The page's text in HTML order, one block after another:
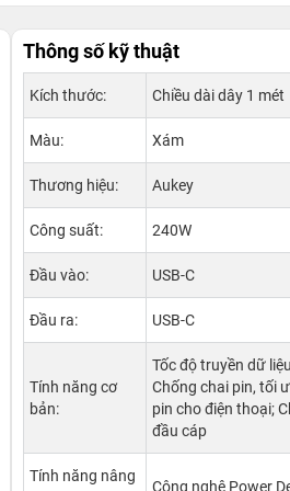
Thông số kỹ thuật
Kích thước: Chiều dài dây 1 mét
Màu: Xám
Thương hiệu: Aukey
Công suất: 240W
Đầu vào: USB-C
Đầu ra: USB-C
Tính năng cơ
bản:
Tốc độ truyền dữ
Chống chai pin, tối
pin cho điện thoại;
đầu cáp
Tính năng nâng
Công nghệ Power